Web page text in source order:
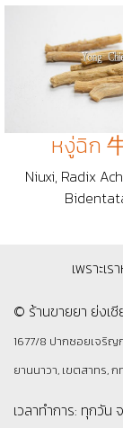
หงู่ฉิก
Niuxi, Radix
เพราะเ
© ร้านขายยา ย่งเ
1677/8 ปากซอยเจริ
ยานนาวา, เขตสาทร, ก
เวลาทำการ: ทุกวั